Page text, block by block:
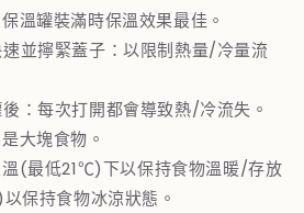
溫罐裝滿時保溫效果最佳。
並擰緊蓋子：以限制熱量/冷量流
：每次打開都會導致熱/冷流失。
大塊食物。
(最低21℃)下以保持食物溫暖/存放
保持食物冰涼狀態。